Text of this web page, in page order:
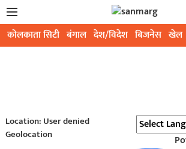
कोलकाता सिटी बंगाल देश/विदेश बिजनेस खेल
Location: User denied
Geolocation